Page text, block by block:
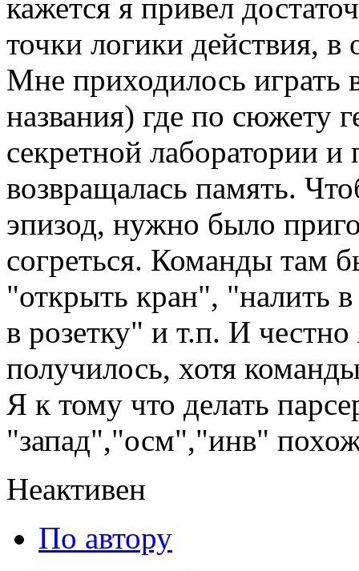
кажется я привел
точки логики действия, в
Мне приходилось играть
названия) где по сюжету
секретной лаборатории
возвращалась память.
эпизод, нужно было
согреться. Команды там
"открыть кран", "налить
в розетку" и т.п. И
получилось, хотя
Я к тому что делать
"запад","осм","инв"
Неактивен
По автору